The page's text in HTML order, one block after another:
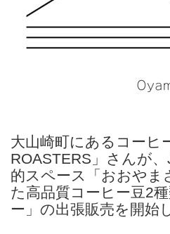
大山崎町にあるコーヒ
ROASTERS」さんが
的スペース「おおやま
た高品質コーヒー豆2
ー」の出張販売を開始